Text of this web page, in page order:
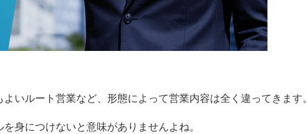
いルート営業など、形態によって営業内容は全く違ってきます。
身につけないと意味がありませんよね。